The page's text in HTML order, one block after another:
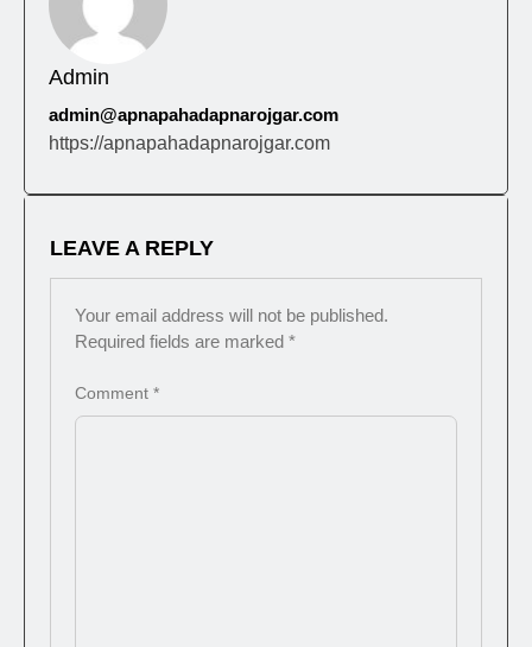
Admin
admin@apnapahadapnarojgar.com
https://apnapahadapnarojgar.com
LEAVE A REPLY
Your email address will not be published.
Required fields are marked *
Comment *